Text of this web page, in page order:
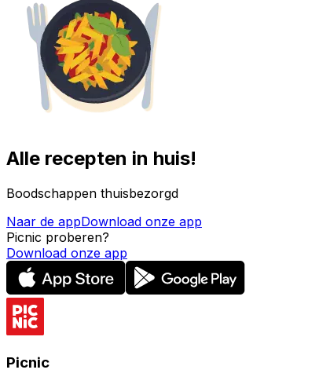
Alle recepten in huis!
Boodschappen thuisbezorgd
Naar de appDownload onze app
Picnic proberen?
Download onze app
Picnic